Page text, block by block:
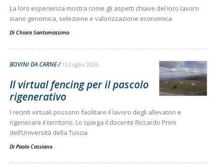
La loro esperienza mostra come gli aspetti chiave del loro lavoro
siano genomica, selezione e valorizzazione economica
Di Chiara Santomassimo -
BOVINI DA CARNE 15 Luglio 2026
Il virtual fencing per il pascolo
rigenerativo
I recinti virtuali possono facilitare il lavoro degli allevatori e
rigenerare il territorio. Lo spiega il docente Riccardo Primi
dell’Università della Tuscia
Di Paola Cassiano -